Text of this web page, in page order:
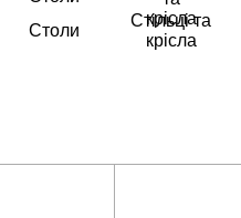
Столи
Стільці та
крісла